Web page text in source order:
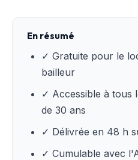
En résumé
✓ Gratuite pour le
bailleur
✓ Accessible à tous
de 30 ans
✓ Délivrée en 48 h
✓ Cumulable avec